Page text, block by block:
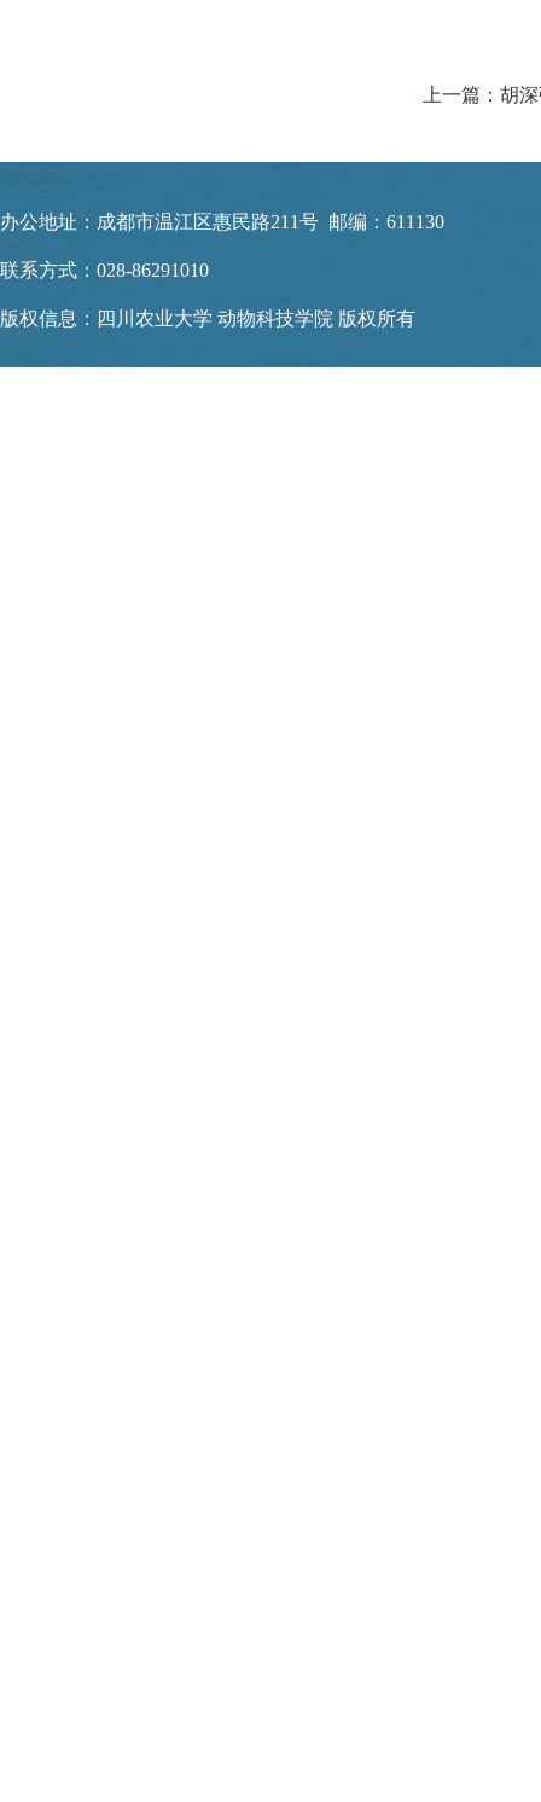
上一篇：胡
办公地址：成都市温江区惠民路211号 邮编：611130
联系方式：028-86291010
版权信息：四川农业大学 动物科技学院 版权所有